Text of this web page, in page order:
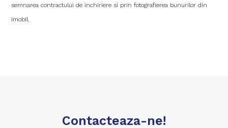
semnarea contractului de inchiriere si prin fotografierea bunurilor din
imobil.
Contacteaza-ne!